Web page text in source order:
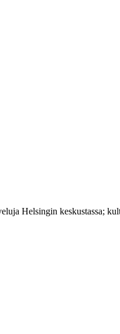
Helsingin keskustassa;